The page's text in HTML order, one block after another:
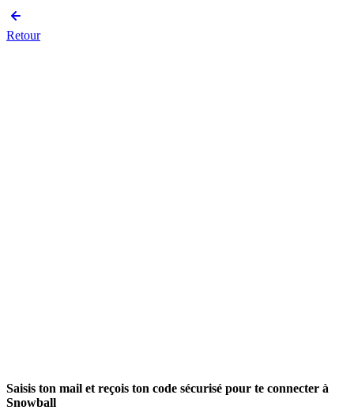
Retour
Saisis ton mail et reçois ton code sécurisé pour te connecter à
Snowball